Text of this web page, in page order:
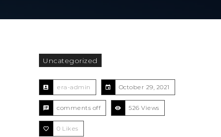
Uncategorized
era-admin October 29, 2021
comments off 526 Views
0 Likes